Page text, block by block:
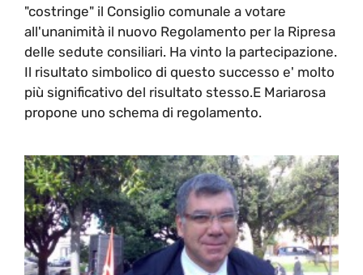
"costringe" il Consiglio comunale a votare
all'unanimità il nuovo Regolamento per la Ripresa
delle sedute consiliari. Ha vinto la partecipazione.
Il risultato simbolico di questo successo e' molto
più significativo del risultato stesso.E Mariarosa
propone uno schema di regolamento.